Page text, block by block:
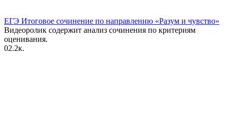
ЕГЭ Итоговое сочинение по направлению «Разум и чувство»
Видеоролик содержит анализ сочинения по критериям
оценивания.
02.2к.